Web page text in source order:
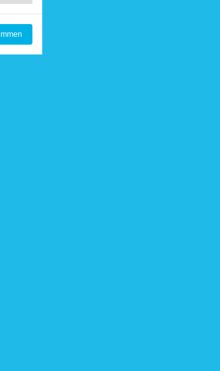
Daten
zu
Abs. 1
ist
unseren
uns ein
Daten
ist,
eine